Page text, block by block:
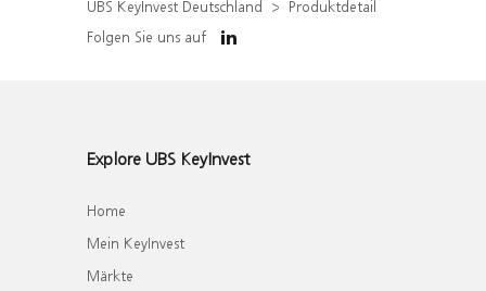
UBS KeyInvest Deutschland
Produktdetail
Folgen Sie uns auf
Explore UBS KeyInvest
Home
Mein KeyInvest
Märkte